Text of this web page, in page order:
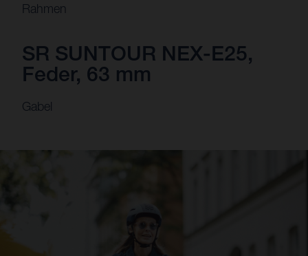
Rahmen
SR SUNTOUR NEX-E25,
Feder, 63 mm
Gabel